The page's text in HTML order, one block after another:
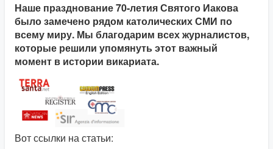
Наше празднование 70-летия Святого Иакова
было замечено рядом католических СМИ по
всему миру. Мы благодарим всех журналистов,
которые решили упомянуть этот важный
момент в истории викариата.
Вот ссылки на статьи: